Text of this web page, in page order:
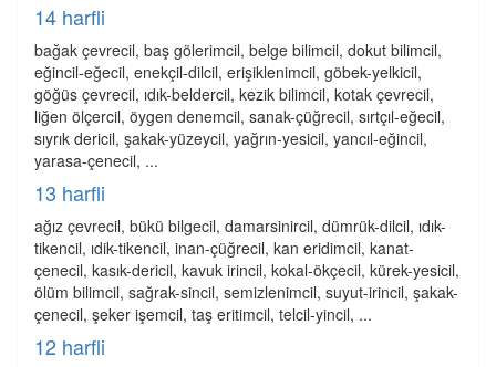
14 harfli
bağak çevrecil, baş gölerimcil, belge bilimcil, dokut bilimcil,
eğincil-eğecil, enekçil-dilcil, erişiklenimcil, göbek-yelkicil,
göğüs çevrecil, ıdık-beldercil, kezik bilimcil, kotak çevrecil,
liğen ölçercil, öygen denemcil, sanak-çüğrecil, sırtçıl-eğecil,
sıyrık dericil, şakak-yüzeycil, yağrın-yesicil, yancıl-eğincil,
yarasa-çenecil, ...
13 harfli
ağız çevrecil, bükü bilgecil, damarsinircil, dümrük-dilcil, ıdık-
tikencil, ıdik-tikencil, inan-çüğrecil, kan eridimcil, kanat-
çenecil, kasık-dericil, kavuk irincil, kokal-ökçecil, kürek-yesicil,
ölüm bilimcil, sağrak-sincil, semizlenimcil, suyut-irincil, şakak-
çenecil, şeker işemcil, taş eritimcil, telcil-yincil, ...
12 harfli